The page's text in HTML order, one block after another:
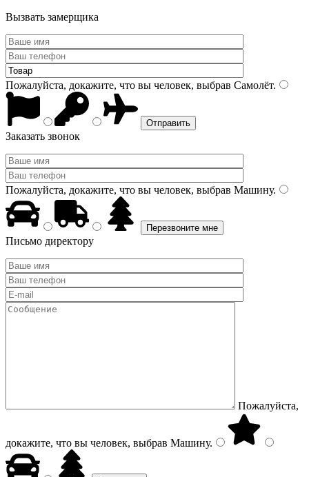
Вызвать замерщика
Пожалуйста, докажите, что вы человек, выбрав Самолёт.
Заказать звонок
Пожалуйста, докажите, что вы человек, выбрав Машину.
Письмо директору
Пожалуйста,
докажите, что вы человек, выбрав Машину.